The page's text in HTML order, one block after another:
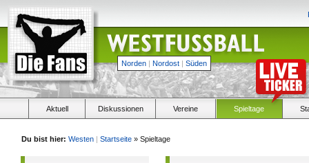
Norden | Nordost | Süden
Aktuell Diskussionen Vereine Spieltage
Du bist hier: Westen | Startseite » Spieltage